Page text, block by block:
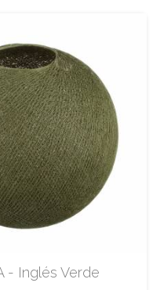
- Inglés Verde